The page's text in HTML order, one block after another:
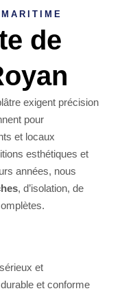
de
exigent précision
pour
et locaux
esthétiques et
années, nous
, d’isolation, de
et
et conforme